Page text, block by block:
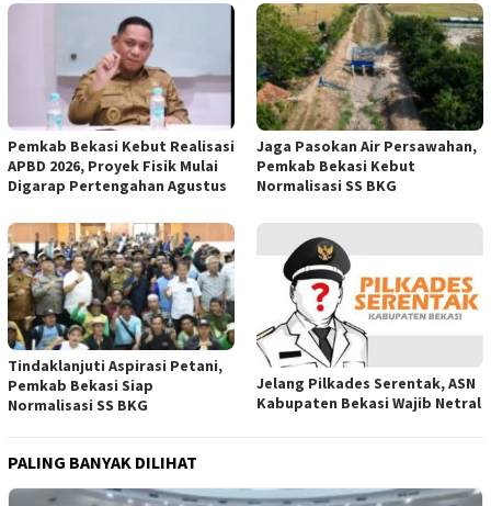
Pemkab Bekasi Kebut Realisasi
APBD 2026, Proyek Fisik Mulai
Digarap Pertengahan Agustus
Jaga Pasokan Air Persawahan,
Pemkab Bekasi Kebut
Normalisasi SS BKG
Tindaklanjuti Aspirasi Petani,
Pemkab Bekasi Siap
Normalisasi SS BKG
Jelang Pilkades Serentak, ASN
Kabupaten Bekasi Wajib Netral
PALING BANYAK DILIHAT